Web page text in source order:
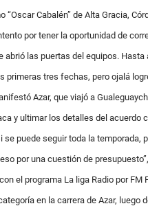
“Oscar Cabalén” de Alta Gracia,
por tener la oportunidad de
abrió las puertas del equipos. Hasta
primeras tres fechas, pero ojalá
Azar, que viajó a
y ultimar los detalles del acuerdo
se puede seguir toda la temporada,
por una cuestión de
el programa La liga Radio por FM
en la carrera de Azar, luego